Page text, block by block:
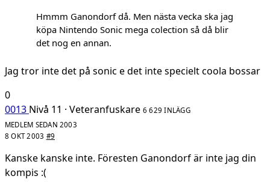
Hmmm Ganondorf då. Men nästa vecka ska jag
köpa Nintendo Sonic mega colection så då blir
det nog en annan.
Jag tror inte det på sonic e det inte specielt coola bossar
0
0013 Nivå 11 · Veteranfuskare 6 629 INLÄGG
MEDLEM SEDAN 2003
8 OKT 2003 #9
Kanske kanske inte. Föresten Ganondorf är inte jag din
kompis :(